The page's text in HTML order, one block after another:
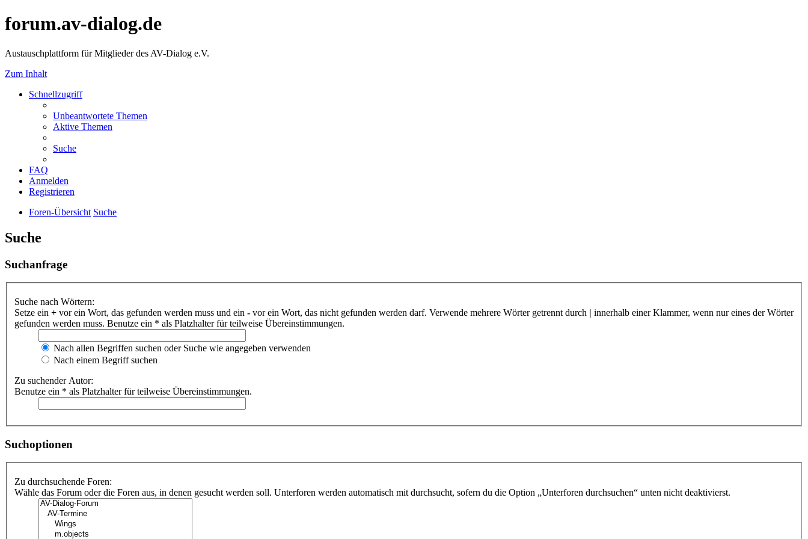
forum.av-dialog.de
Austauschplattform für Mitglieder des AV-Dialog e.V.
Zum Inhalt
Schnellzugriff
Unbeantwortete Themen
Aktive Themen
Suche
FAQ
Anmelden
Registrieren
Foren-Übersicht Suche
Suche
Suchanfrage
Suche nach Wörtern:
Setze ein + vor ein Wort, das gefunden werden muss und ein - vor ein Wort, das nicht gefunden werden darf. Verwende mehrere Wörter getrennt durch | innerhalb einer Klammer, wenn nur eines der Wörter
gefunden werden muss. Benutze ein * als Platzhalter für teilweise Übereinstimmungen.
Nach allen Begriffen suchen oder Suche wie angegeben verwenden
Nach einem Begriff suchen
Zu suchender Autor:
Benutze ein * als Platzhalter für teilweise Übereinstimmungen.
Suchoptionen
Zu durchsuchende Foren:
Wähle das Forum oder die Foren aus, in denen gesucht werden soll. Unterforen werden automatisch mit durchsucht, sofern du die Option „Unterforen durchsuchen“ unten nicht deaktivierst.